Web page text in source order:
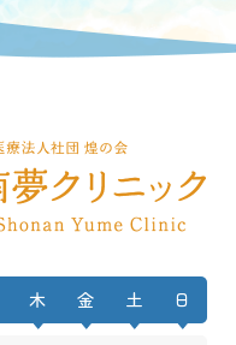
木 金 土 日